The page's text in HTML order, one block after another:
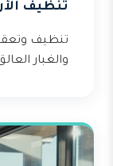
تنظيف
تنظيف
والغبار